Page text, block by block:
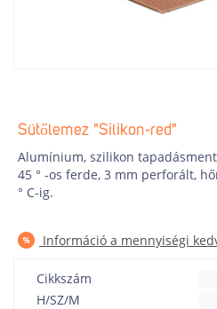
Sütőlemez "Silikon-red"
Alumínium, szilikon
45 ° -os ferde, 3 mm perforált,
° C-ig.
Információ a mennyiségi
Cikkszám
H/SZ/M